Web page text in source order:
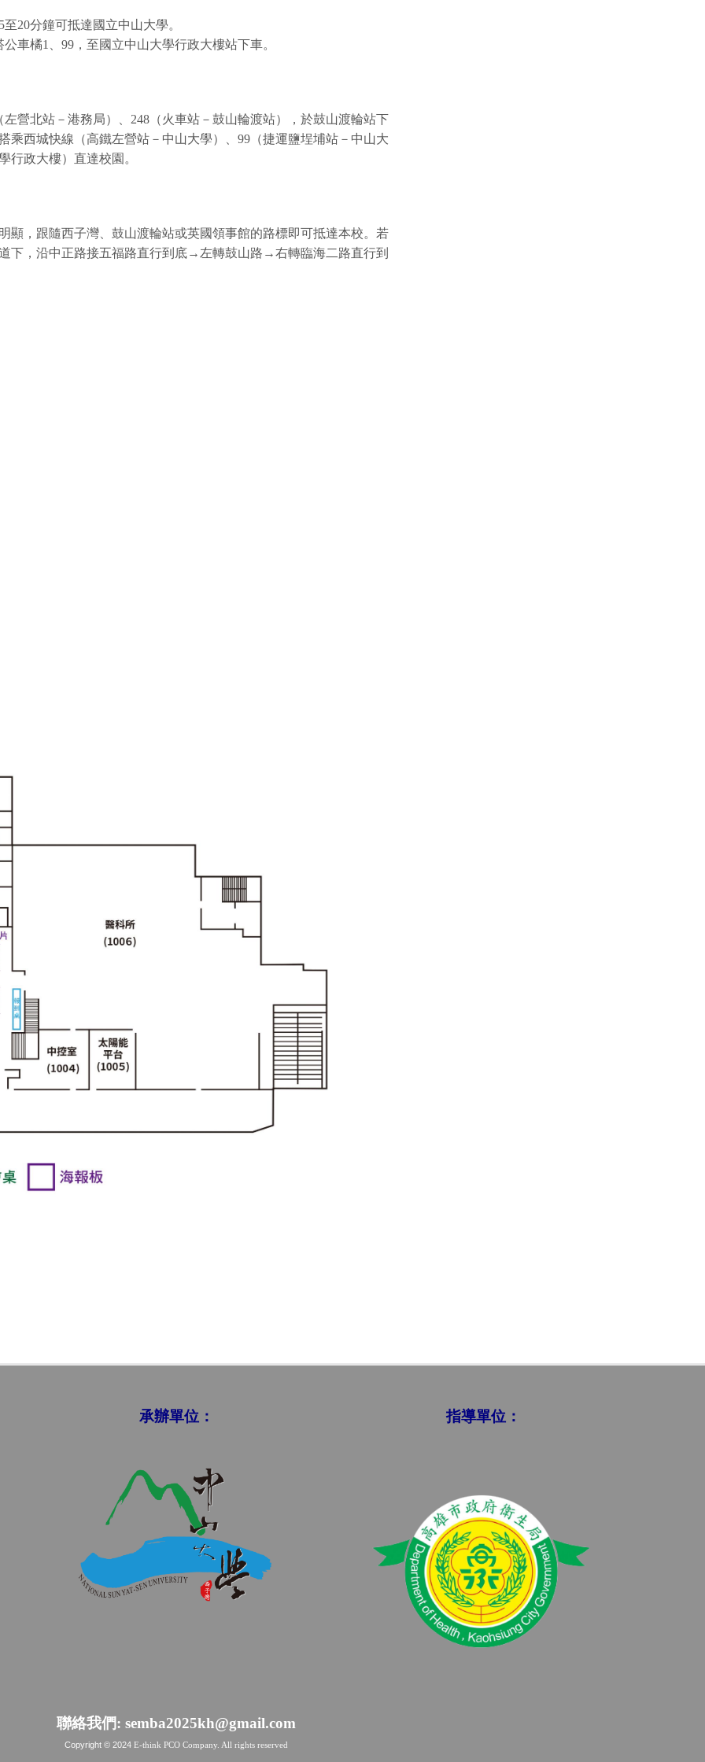
20分鐘可抵達國立中山大學。
車橘1、99，至國立中山大學行政大樓站下車。
營北站－港務局）、248（火車站－鼓山輪渡站），於鼓山渡輪站下
乘西城快線（高鐵左營站－中山大學）、99（捷運鹽埕埔站－中山大
行政大樓）直達校園。
顯，跟隨西子灣、鼓山渡輪站或英國領事館的路標即可抵達本校。若
下，沿中正路接五福路直行到底→左轉鼓山路→右轉臨海二路直行到
承辦單位： 指導單位：
聯絡我們: semba2025kh@gmail.com
Copyright © 2024 E-think PCO Company . All rights reserved